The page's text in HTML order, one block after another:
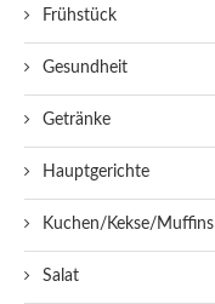
Frühstück
Gesundheit
Getränke
Hauptgerichte
Kuchen/Kekse/Muffins
Salat